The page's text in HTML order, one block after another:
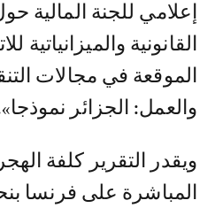
إعلامي للجنة المالية
القانونية والميزانياتية
الموقعة في مجالات
والعمل: الجزائر
ويقدر التقرير كلفة
المباشرة على فرنسا